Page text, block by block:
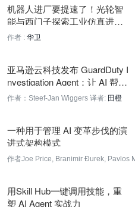
2 小时前
Intelligence 联合创始人拟构建
3 小时前
3 小时前
Prime Agent 基于 Claude
Meta发布Muse Spark 1.2，AI
机器人进厂要提速了！光轮智
能与西门子探索工业仿真进入
机器学习的新路径
作者 : 华卫
亚马逊云科技发布 GuardDuty I
nvestigation Agent：让 AI 帮安
全团队追查攻击线索
作者：Steef-Jan Wiggers 译者: 田橙
一种用于管理 AI 变革步伐的演
进式架构模式
作者Joe Price, Branimir Đurek, Pavlos
用Skill Hub一键调用技能，重
塑 AI Agent 实战力